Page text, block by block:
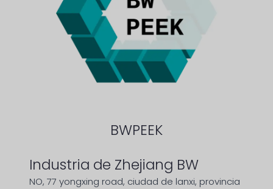
BWPEEK
Industria de Zhejiang BW
NO, 77 yongxing road, ciudad de lanxi, provincia